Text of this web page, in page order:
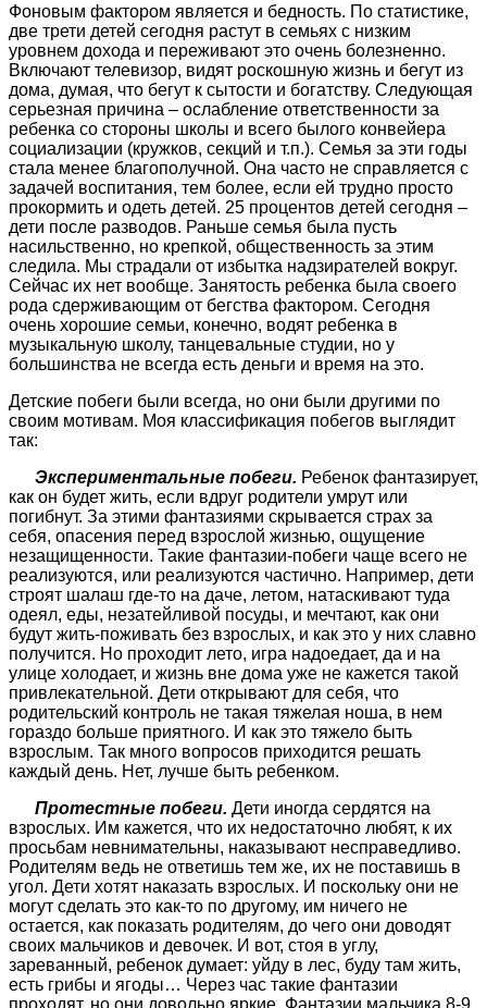
Фоновым фактором является и бедность. По статистике,
две трети детей сегодня растут в семьях с низким
уровнем дохода и переживают это очень болезненно.
Включают телевизор, видят роскошную жизнь и бегут из
дома, думая, что бегут к сытости и богатству. Следующая
серьезная причина – ослабление ответственности за
ребенка со стороны школы и всего былого конвейера
социализации (кружков, секций и т.п.). Семья за эти годы
стала менее благополучной. Она часто не справляется с
задачей воспитания, тем более, если ей трудно просто
прокормить и одеть детей. 25 процентов детей сегодня –
дети после разводов. Раньше семья была пусть
насильственно, но крепкой, общественность за этим
следила. Мы страдали от избытка надзирателей вокруг.
Сейчас их нет вообще. Занятость ребенка была своего
рода сдерживающим от бегства фактором. Сегодня
очень хорошие семьи, конечно, водят ребенка в
музыкальную школу, танцевальные студии, но у
большинства не всегда есть деньги и время на это.
Детские побеги были всегда, но они были другими по
своим мотивам. Моя классификация побегов выглядит
так:
Экспериментальные побеги. Ребенок фантазирует,
как он будет жить, если вдруг родители умрут или
погибнут. За этими фантазиями скрывается страх за
себя, опасения перед взрослой жизнью, ощущение
незащищенности. Такие фантазии-побеги чаще всего не
реализуются, или реализуются частично. Например, дети
строят шалаш где-то на даче, летом, натаскивают туда
одеял, еды, незатейливой посуды, и мечтают, как они
будут жить-поживать без взрослых, и как это у них славно
получится. Но проходит лето, игра надоедает, да и на
улице холодает, и жизнь вне дома уже не кажется такой
привлекательной. Дети открывают для себя, что
родительский контроль не такая тяжелая ноша, в нем
гораздо больше приятного. И как это тяжело быть
взрослым. Так много вопросов приходится решать
каждый день. Нет, лучше быть ребенком.
Протестные побеги. Дети иногда сердятся на
взрослых. Им кажется, что их недостаточно любят, к их
просьбам невнимательны, наказывают несправедливо.
Родителям ведь не ответишь тем же, их не поставишь в
угол. Дети хотят наказать взрослых. И поскольку они не
могут сделать это как-то по другому, им ничего не
остается, как показать родителям, до чего они доводят
своих мальчиков и девочек. И вот, стоя в углу,
зареванный, ребенок думает: уйду в лес, буду там жить,
есть грибы и ягоды… Через час такие фантазии
проходят, но они довольно яркие. Фантазии мальчика 8-9